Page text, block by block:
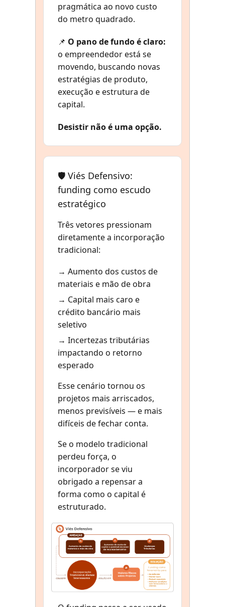
pragmática ao novo custo
do metro quadrado.
📌 O pano de fundo é claro:
o empreendedor está se
movendo, buscando novas
estratégias de produto,
execução e estrutura de
capital.
Desistir não é uma opção.
🛡️ Viés Defensivo:
funding como escudo
estratégico
Três vetores pressionam
diretamente a incorporação
tradicional:
→ Aumento dos custos de
materiais e mão de obra
→ Capital mais caro e
crédito bancário mais
seletivo
→ Incertezas tributárias
impactando o retorno
esperado
Esse cenário tornou os
projetos mais arriscados,
menos previsíveis — e mais
difíceis de fechar conta.
Se o modelo tradicional
perdeu força, o
incorporador se viu
obrigado a repensar a
forma como o capital é
estruturado.